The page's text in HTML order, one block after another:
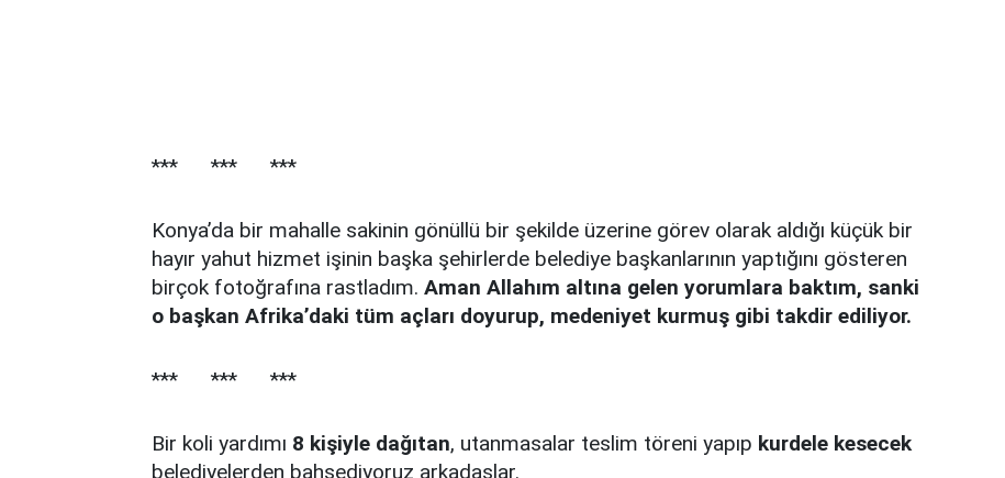
*** *** ***
Konya’da bir mahalle sakinin gönüllü bir şekilde üzerine görev olarak aldığı küçük bir
hayır yahut hizmet işinin başka şehirlerde belediye başkanlarının yaptığını gösteren
birçok fotoğrafına rastladım. Aman Allahım altına gelen yorumlara baktım, sanki
o başkan Afrika’daki tüm açları doyurup, medeniyet kurmuş gibi takdir ediliyor.
*** *** ***
Bir koli yardımı 8 kişiyle dağıtan, utanmasalar teslim töreni yapıp kurdele kesecek
belediyelerden bahsediyoruz arkadaşlar.